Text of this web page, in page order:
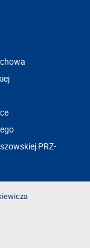
PRZ-